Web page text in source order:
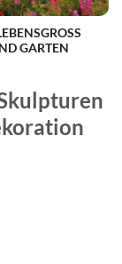
T
GARTEN D